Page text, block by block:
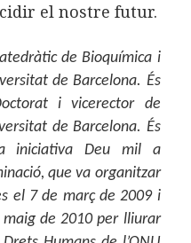
el nostre futur.
de Bioquímica i
de Barcelona. És
i vicerector de
de Barcelona. És
iniciativa Deu mil a
que va organitzar
el 7 de març de 2009 i
de 2010 per lliurar